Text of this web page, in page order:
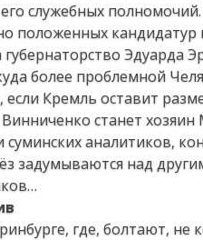
служебных
положенных кандидатур
Эдуарда
более проблемной
Кремль оставит
станет
аналитиков,
задумываются над
где, болтают,